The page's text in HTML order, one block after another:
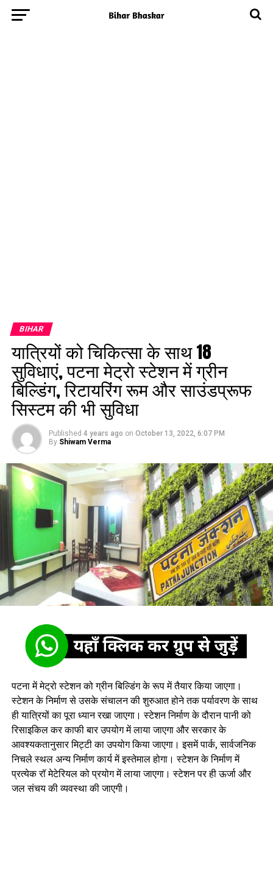
BIHAR
यात्रियों को चिकित्सा के साथ 18
सुविधाएं, पटना मेट्राे स्टेशन में ग्रीन
बिल्डिंग, रिटायरिंग रूम और साउंडप्रूफ
सिस्टम की भी सुविधा
Published 4 years ago on October 13, 2022, 6:07 PM
By Shiwam Verma
पटना में मेट्रो स्टेशन को ग्रीन बिल्डिंग के रूप में तैयार किया जाएगा।
स्टेशन के निर्माण से उसके संचालन की शुरुआत होने तक पर्यावरण के साथ
ही यात्रियों का पूरा ध्यान रखा जाएगा। स्टेशन निर्माण के दौरान पानी को
रिसाइकिल कर काफी बार उपयोग में लाया जाएगा और सरकार के
आवश्यकतानुसार मिट्टी का उपयोग किया जाएगा। इसमें पार्क, सार्वजनिक
निचले स्थल अन्य निर्माण कार्य में इस्तेमाल होगा। स्टेशन के निर्माण में
प्रत्येक रॉ मेटेरियल को प्रयोग में लाया जाएगा। स्टेशन पर ही ऊर्जा और
जल संचय की व्यवस्था की जाएगी।